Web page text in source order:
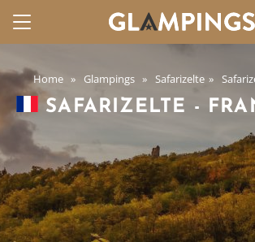
Home Glampings Safarizelte
SAFARIZELTE -